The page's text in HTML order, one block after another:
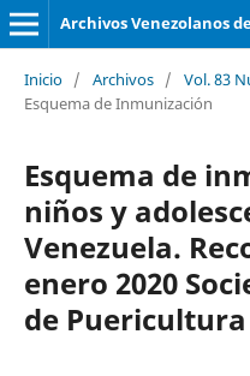
Archivos Venezolanos
Inicio / Archivos / Vol. 83
Esquema de Inmunización
Esquema de
niños y
Venezuela.
enero 2020
de